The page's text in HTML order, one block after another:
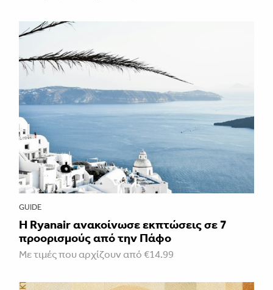
GUIDE
Η Ryanair ανακοίνωσε εκπτώσεις σε 7
προορισμούς από την Πάφο
Με τιμές που αρχίζουν από €14.99